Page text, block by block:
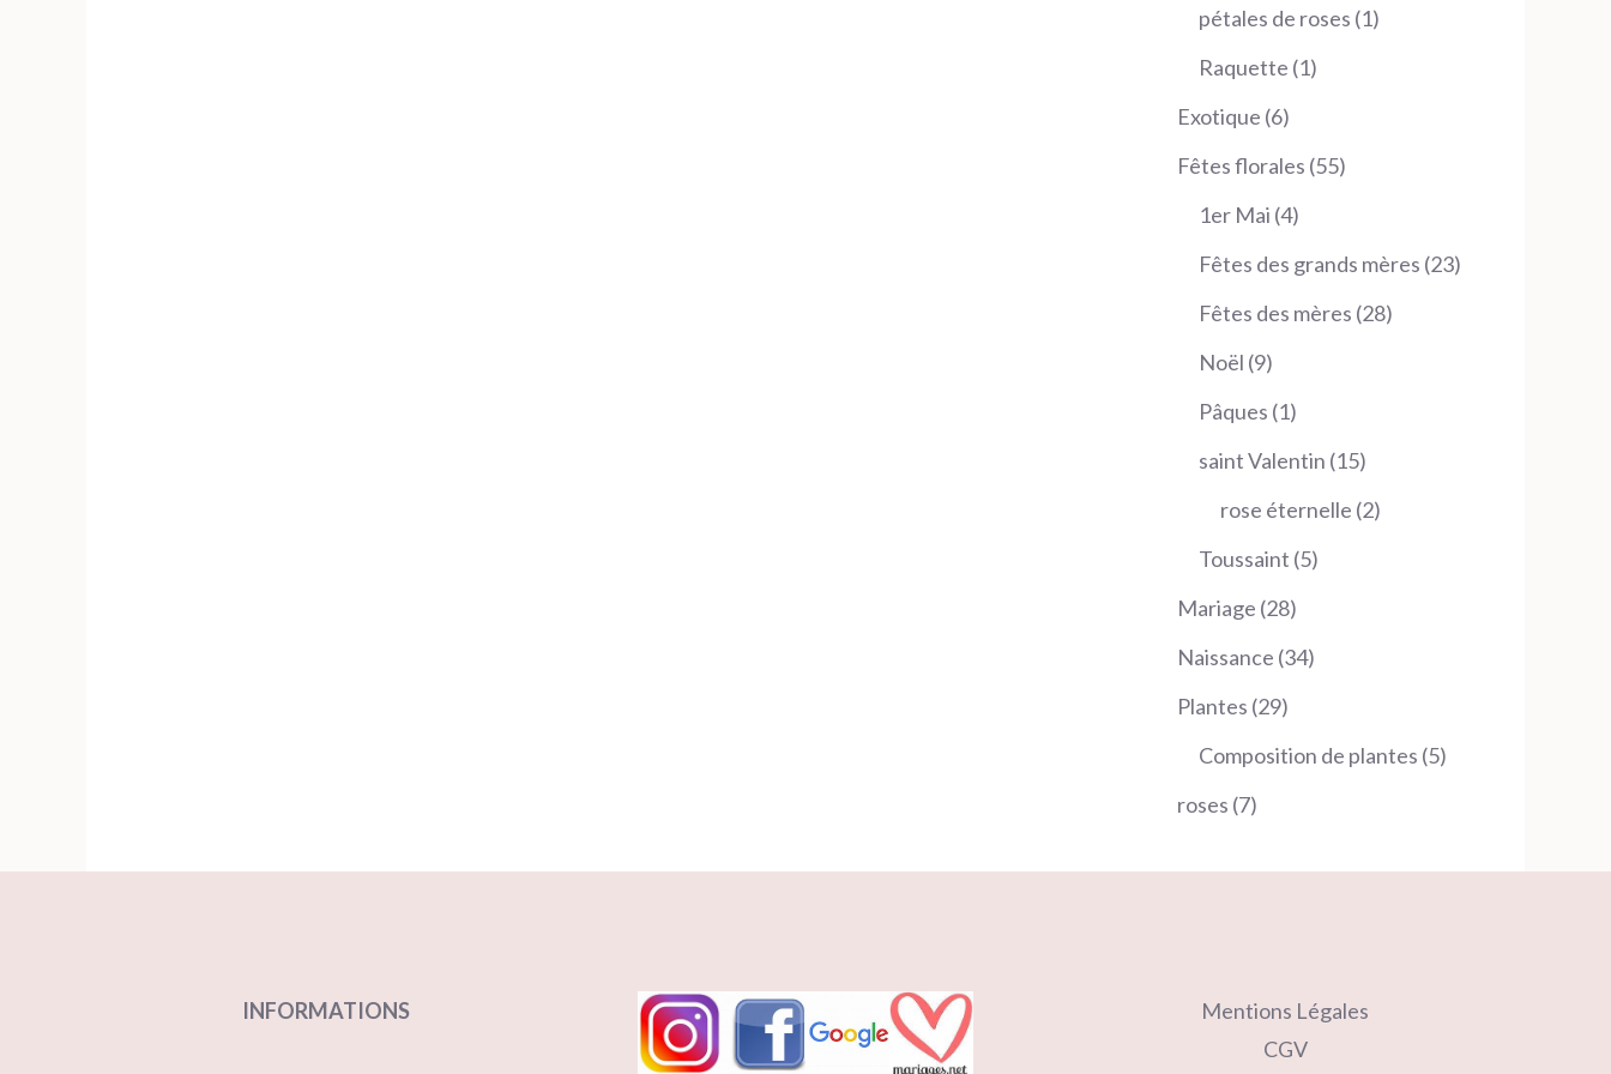
produit
pétales de roses 11
Raquette 11
Exotique 66
produits
Fêtes florales 5555
1er Mai 44
produits
Fêtes des grands mères 2323
Fêtes des mères 2828
Noël 99
produits
Pâques 11
produit
saint Valentin 1515
produits
rose éternelle 22
Toussaint 55
Mariage 2828
produits
Naissance 3434
Plantes 2929
produits
Composition de plantes 55
roses 77
INFORMATIONS
Mentions Légales
CGV